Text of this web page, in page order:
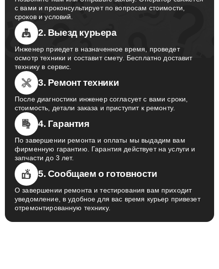
с вами и проконсультирует по вопросам стоимости,
сроков и условий.
2. Выезд курьера
Инженер приедет в назначенное время, проведет
осмотр техники и составит смету. Бесплатно доставит
технику в сервис.
3. Ремонт техники
После диагностики инженер согласует с вами сроки,
стоимость, детали заказа и приступит к ремонту.
4. Гарантия
По завершении ремонта и оплаты мы выдадим вам
фирменную гарантию. Гарантия действует на услуги и
запчасти до 3 лет.
5. Сообщаем о готовности
О завершении ремонта и тестирования вам приходит
уведомление, в удобное для вас время курьер привезет
отремонтированную технику.